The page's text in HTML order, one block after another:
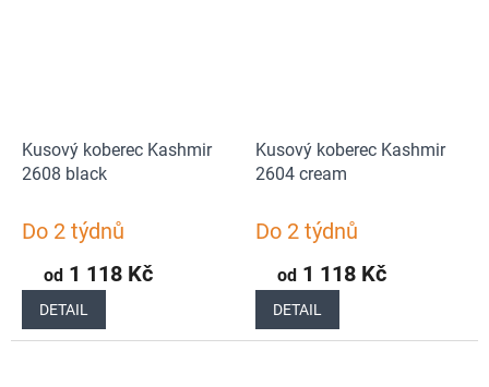
Kusový koberec Kashmir
2608 black
Do 2 týdnů
od 1 118 Kč
DETAIL
Kusový koberec Kashmir
2604 cream
Do 2 týdnů
od 1 118 Kč
DETAIL